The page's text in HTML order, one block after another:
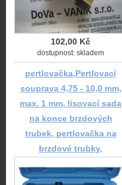
102,00 Kč
dostupnost: skladem
pertlovačka,Pertlovací
souprava 4,75 - 10,0 mm,
max. 1 mm, lisovací sada
na konce brzdových
trubek, pertlovačka na
brzdové trubky,